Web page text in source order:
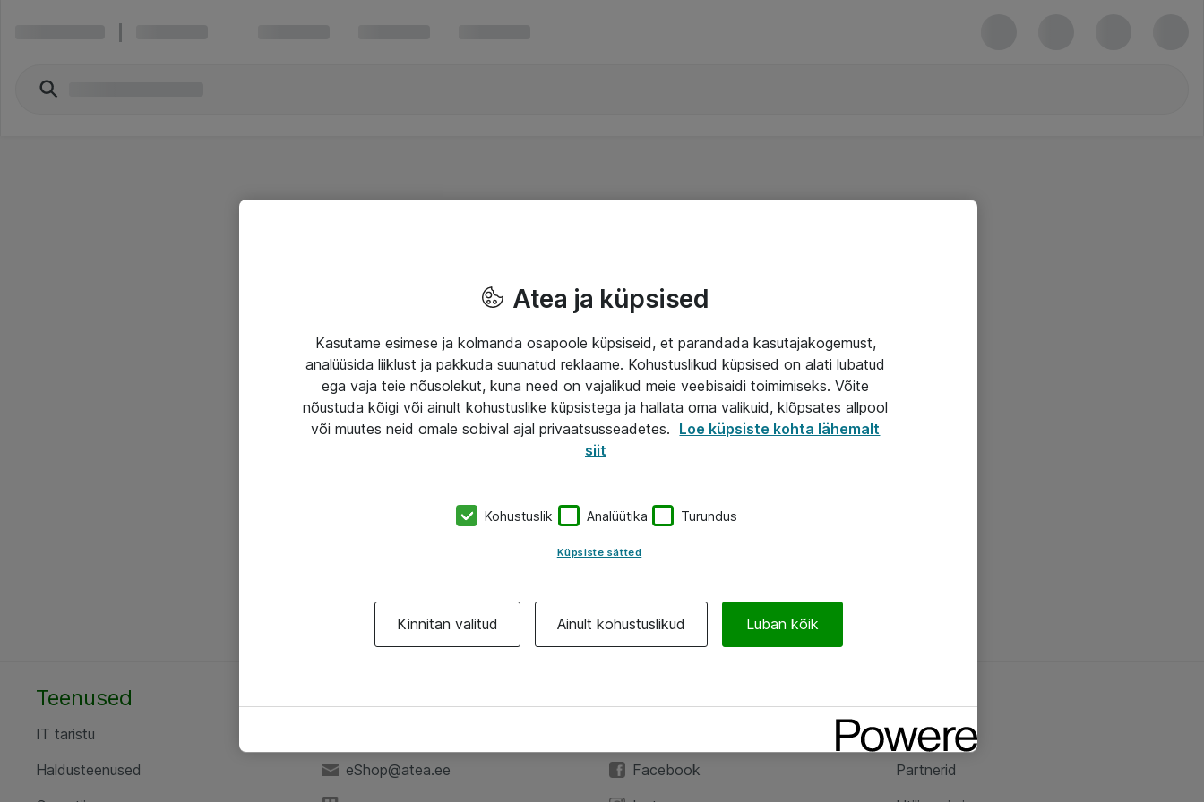
Teenused
IT taristu
Haldusteenused
eShop@atea.ee
Facebook
Ateast
Partnerid
Atea ja küpsised
Kasutame esimese ja kolmanda osapoole küpsiseid, et parandada kasutajakogemust,
analüüsida liiklust ja pakkuda suunatud reklaame. Kohustuslikud küpsised on alati lubatud
ega vaja teie nõusolekut, kuna need on vajalikud meie veebisaidi toimimiseks. Võite
nõustuda kõigi või ainult kohustuslike küpsistega ja hallata oma valikuid, klõpsates allpool
või muutes neid omale sobival ajal privaatsusseadetes. Loe küpsiste kohta lähemalt
siit
Kohustuslik Analüütika Turundus
Küpsiste sätted
Kinnitan valitud Ainult kohustuslikud Luban kõik